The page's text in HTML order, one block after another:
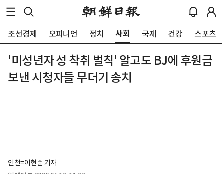
조선경제 오피니언 정치 사회 국제 건강 스포츠
'미성년자 성 착취 벌칙' 알고도 BJ에 후원금
보낸 시청자들 무더기 송치
인천=이현준 기자